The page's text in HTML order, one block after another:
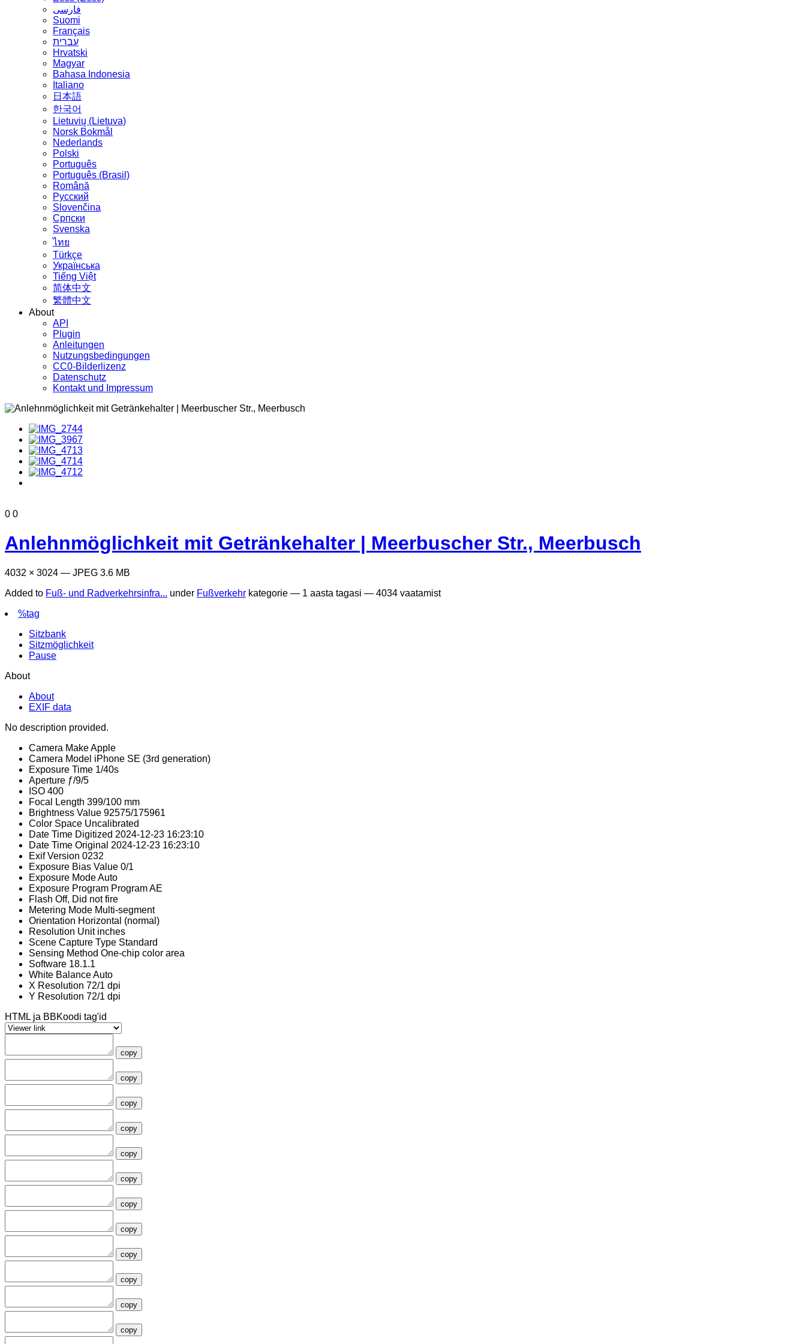
فارسی
Suomi
Français
עברית
Hrvatski
Magyar
Bahasa Indonesia
Italiano
日本語
한국어
Lietuvių (Lietuva)
‪Norsk Bokmål‬
Nederlands
Polski
Português
Português (Brasil)
Română
Русский
Slovenčina
Српски
Svenska
ไทย
Türkçe
Українська
Tiếng Việt
简体中文
繁體中文
About
API
Plugin
Anleitungen
Nutzungsbedingungen
CC0-Bilderlizenz
Datenschutz
Kontakt und Impressum
0 0
Anlehnmöglichkeit mit Getränkehalter | Meerbuscher Str., Meerbusch
4032 × 3024 — JPEG 3.6 MB
Added to Fuß- und Radverkehrsinfra... under Fußverkehr kategorie — 1 aasta tagasi — 4034 vaatamist
%tag
Sitzbank
Sitzmöglichkeit
Pause
About
About
EXIF data
No description provided.
Camera MakeApple
Camera Model iPhone SE (3rd generation)
Exposure Time 1/40s
Aperture ƒ/9/5
ISO 400
Focal Length 399/100 mm
Brightness Value 92575/175961
Color Space Uncalibrated
Date Time Digitized 2024-12-23 16:23:10
Date Time Original 2024-12-23 16:23:10
Exif Version 0232
Exposure Bias Value 0/1
Exposure ModeAuto
Exposure Program Program AE
Flash Off, Did not fire
Metering Mode Multi-segment
Orientation Horizontal (normal)
Resolution Unit inches
Scene Capture Type Standard
Sensing Method One-chip color area
Software 18.1.1
White BalanceAuto
X Resolution 72/1 dpi
Y Resolution 72/1 dpi
HTML ja BBKoodi tag'id
copy
copy
copy
copy
copy
copy
copy
copy
copy
copy
copy
copy